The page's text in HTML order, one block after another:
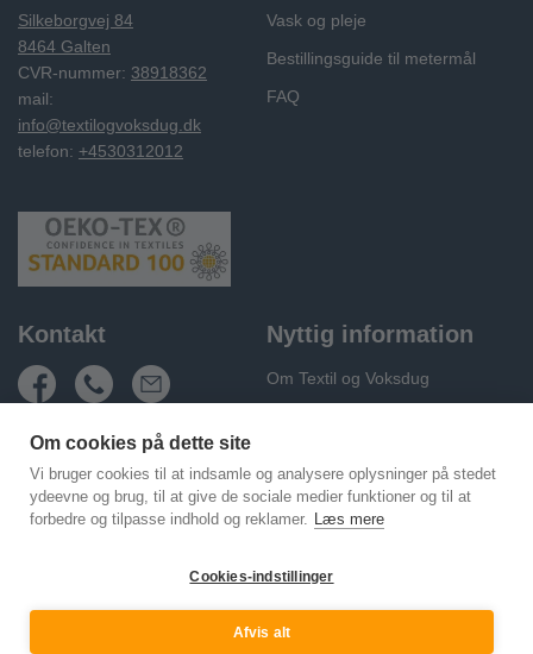
Silkeborgvej 84
8464 Galten
CVR-nummer: 38918362
mail:
info@textilogvoksdug.dk
telefon: +4530312012
Vask og pleje
Bestillingsguide til metermål
FAQ
Kontakt Nyttig information
Om Textil og Voksdug
Persondatapolitik
Cookie Policy (EU)
Kontakt os
Om cookies på dette site
Vi bruger cookies til at indsamle og analysere oplysninger på stedet
ydeevne og brug, til at give de sociale medier funktioner og til at
forbedre og tilpasse indhold og reklamer. Læs mere
Cookies-indstillinger
Afvis alt